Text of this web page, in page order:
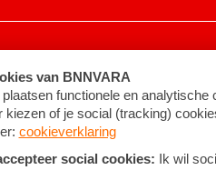
Algemene voorwaarden